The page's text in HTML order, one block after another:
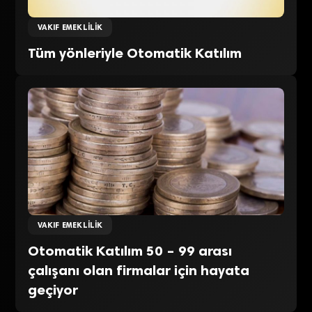
VAKIF EMEKLILIK
Tüm yönleriyle Otomatik Katılım
VAKIF EMEKLILIK
Otomatik Katılım 50 – 99 arası
çalışanı olan firmalar için hayata
geçiyor